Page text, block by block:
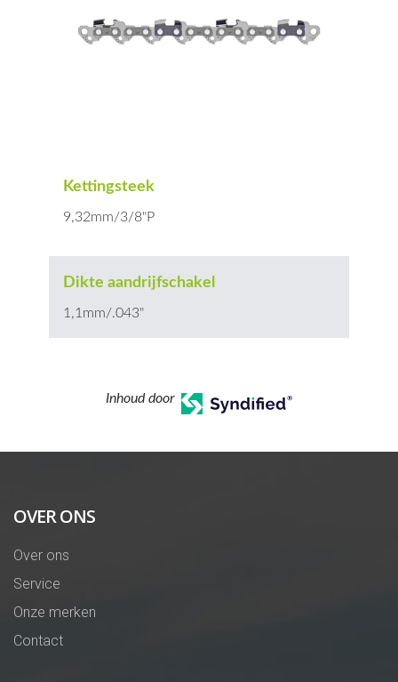
Kettingsteek
9,32mm/3/8"P
Dikte aandrijfschakel
1,1mm/.043"
Inhoud door
OVER ONS
Over ons
Service
Onze merken
Contact